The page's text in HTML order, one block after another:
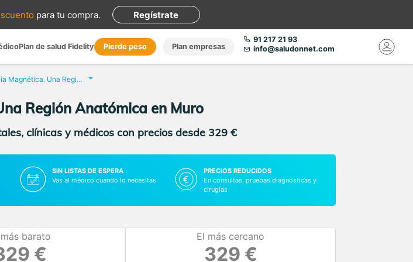
para tu compra. Regístrate
Plan de salud Fidelity Pierde peso Plan empresas
91 217 21 93
info@saludonnet.com
Resonancia Magnética. Una Región Anatómica
Región Anatómica en Muro
clínicas y médicos con precios desde 329 €
SIN LISTAS DE ESPERA
Vas al médico cuando lo necesitas
PRECIOS REDUCIDOS
En consultas, pruebas diagnósticas y
cirugías
barato
€
El más cercano
329 €